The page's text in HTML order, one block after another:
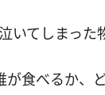
過保護」「干
、何よりも自
いてしまっ
が食べるか、